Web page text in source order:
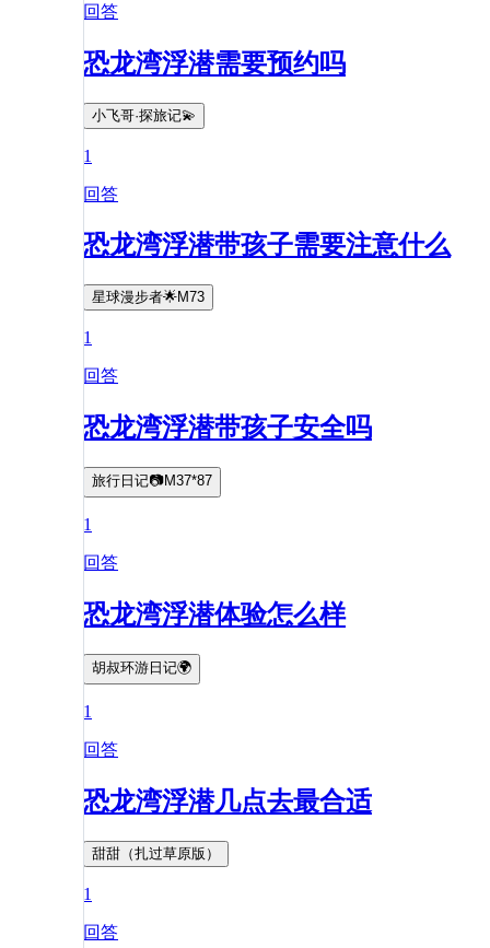
回答
恐龙湾浮潜需要预约吗
小飞哥·探旅记💫
1
回答
恐龙湾浮潜带孩子需要注意什么
星球漫步者🌟M73
1
回答
恐龙湾浮潜带孩子安全吗
旅行日记📷M37*87
1
回答
恐龙湾浮潜体验怎么样
胡叔环游日记🌍
1
回答
恐龙湾浮潜几点去最合适
甜甜（扎过草原版）
1
回答